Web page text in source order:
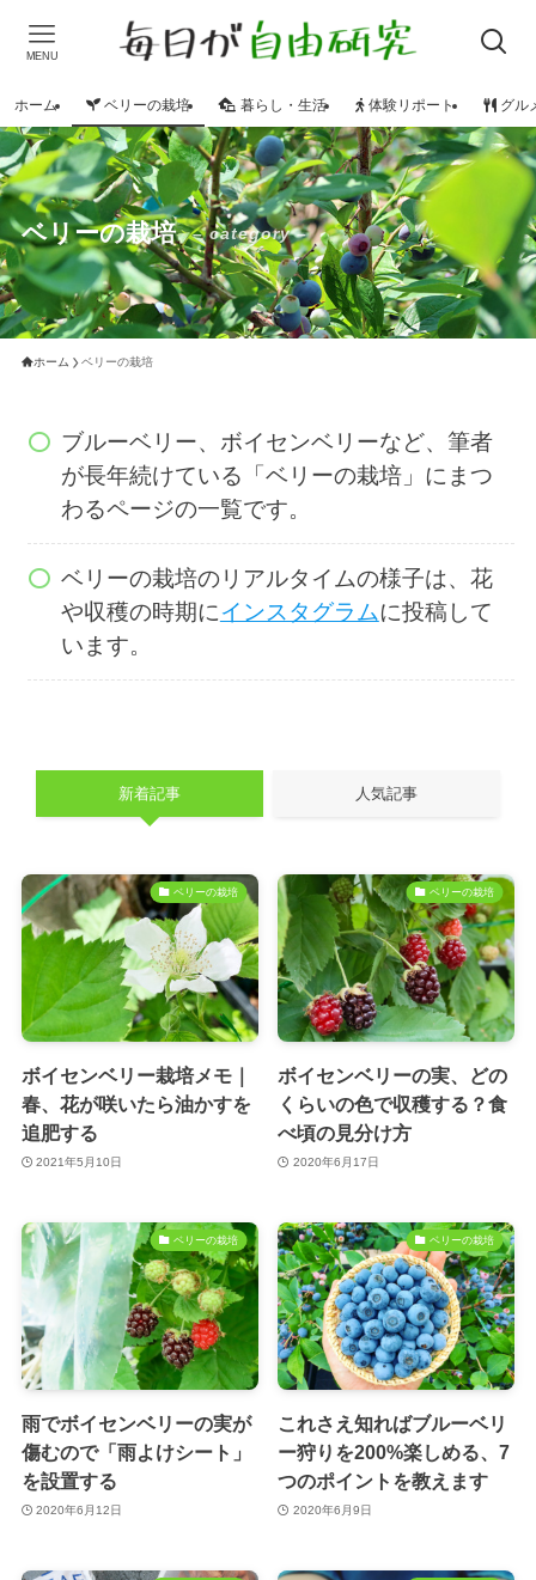
MENU
ホーム ベリーの栽培 暮らし・生活 体験リポート グル
ベリーの栽培 – category –
ホーム ベリーの栽培
ブルーベリー、ボイセンベリーなど、筆者
が長年続けている「ベリーの栽培」にまつ
わるページの一覧です。
ベリーの栽培のリアルタイムの様子は、花
や収穫の時期にインスタグラムに投稿して
います。
新着記事 人気記事
ベリーの栽培
ボイセンベリー栽培メモ｜
春、花が咲いたら油かすを
追肥する
2021年5月10日
ベリーの栽培
ボイセンベリーの実、どの
くらいの色で収穫する？食
べ頃の見分け方
2020年6月17日
ベリーの栽培
雨でボイセンベリーの実が
傷むので「雨よけシート」
を設置する
2020年6月12日
ベリーの栽培
これさえ知ればブルーベリ
ー狩りを200%楽しめる、7
つのポイントを教えます
2020年6月9日